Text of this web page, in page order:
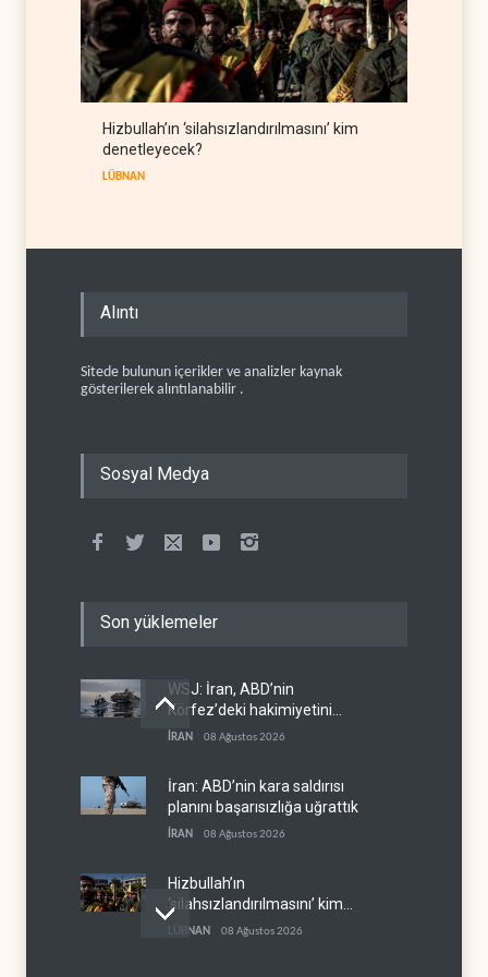
Hizbullah’ın ‘silahsızlandırılmasını’ kim
denetleyecek?
LÜBNAN
Alıntı
Sitede bulunun içerikler ve analizler kaynak
gösterilerek alıntılanabilir .
Sosyal Medya
Son yüklemeler
WSJ: İran, ABD’nin
Körfez’deki hakimiyetini
sona erdiriyor
İRAN 08 Ağustos 2026
İran: ABD’nin kara saldırısı
planını başarısızlığa uğrattık
İRAN 08 Ağustos 2026
Hizbullah’ın
‘silahsızlandırılmasını’ kim
denetleyecek?
LÜBNAN 08 Ağustos 2026